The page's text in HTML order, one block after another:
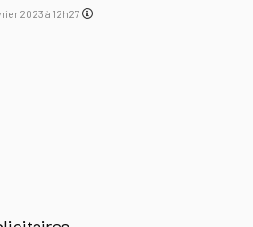
2023 à 12h27